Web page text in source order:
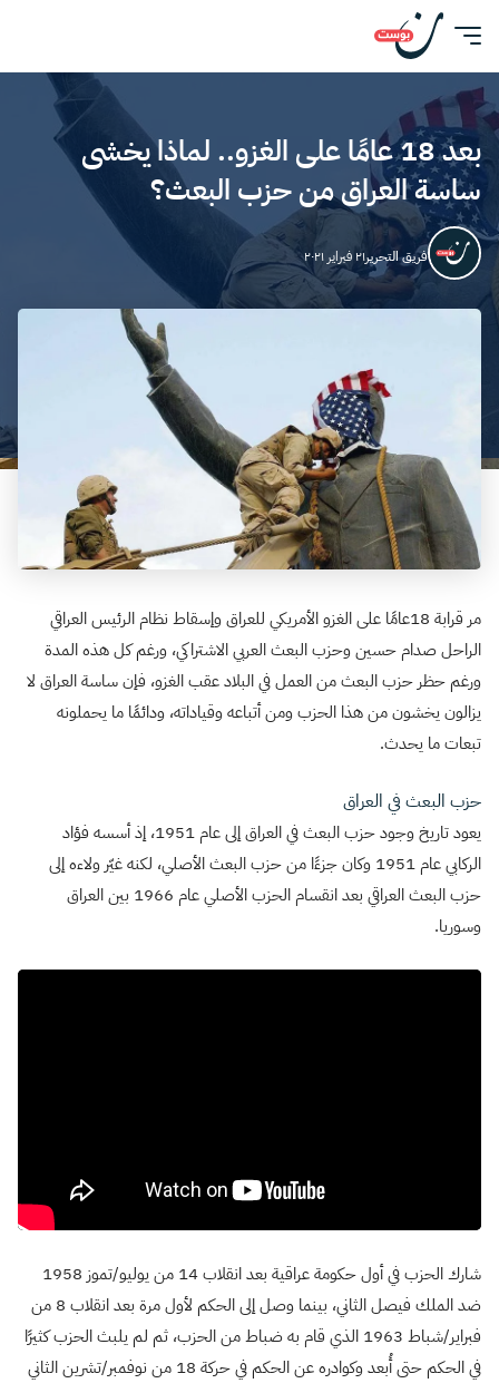
بعد 18 عامًا على الغزو.. لماذا يخشى
ساسة العراق من حزب البعث؟
فريق التحرير٢١ فبراير ٢٠٢١
مر قرابة 18عامًا على الغزو الأمريكي للعراق وإسقاط نظام الرئيس العراقي
الراحل صدام حسين وحزب البعث العربي الاشتراكي، ورغم كل هذه المدة
ورغم حظر حزب البعث من العمل في البلاد عقب الغزو، فإن ساسة العراق لا
يزالون يخشون من هذا الحزب ومن أتباعه وقياداته، ودائمًا ما يحملونه
تبعات ما يحدث.
حزب البعث في العراق
يعود تاريخ وجود حزب البعث في العراق إلى عام 1951، إذ أسسه فؤاد
الركابي عام 1951 وكان جزءًا من حزب البعث الأصلي، لكنه غيّر ولاءه إلى
حزب البعث العراقي بعد انقسام الحزب الأصلي عام 1966 بين العراق
وسوريا.
شارك الحزب في أول حكومة عراقية بعد انقلاب 14 من يوليو/تموز 1958
ضد الملك فيصل الثاني، بينما وصل إلى الحكم لأول مرة بعد انقلاب 8 من
فبراير/شباط 1963 الذي قام به ضباط من الحزب، ثم لم يلبث الحزب كثيرًا
في الحكم حتى أُبعد وكوادره عن الحكم في حركة 18 من نوفمبر/تشرين الثاني